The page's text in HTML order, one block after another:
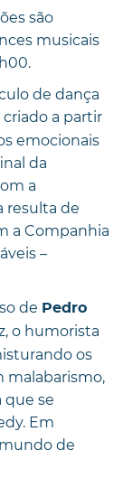
são
musicais
de dança
criado a partir
emocionais
da
a
resulta de
a Companhia
–
de Pedro
o humorista
os
malabarismo,
que se
Em
de